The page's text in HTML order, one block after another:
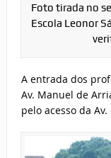
Foto tirada no
Escola Leonor
A entrada dos
Av. Manuel de
pelo acesso da